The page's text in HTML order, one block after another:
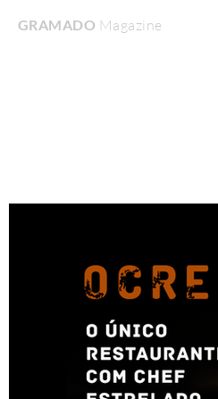
GRAMADO MagazineHome